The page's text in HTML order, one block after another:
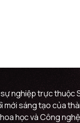
nghiệp trực thuộc
mới sáng tạo của
học và Công